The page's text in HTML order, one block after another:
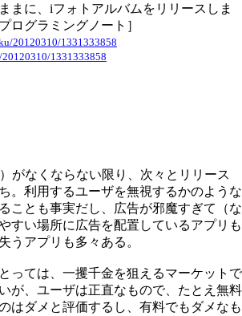
まに、iフォトアルバムをリリースしま
ログラミングノート］
20120310/1331333858
1331333858
がなくならない限り、次々とリリース
。利用するユーザを無視するかのような
ことも事実だし、広告が邪魔すぎて（な
すい場所に広告を配置しているアプリも
うアプリも多々ある。
っては、一攫千金を狙えるマーケットで
が、ユーザは正直なもので、たとえ無料
はダメと評価するし、有料でもダメなも